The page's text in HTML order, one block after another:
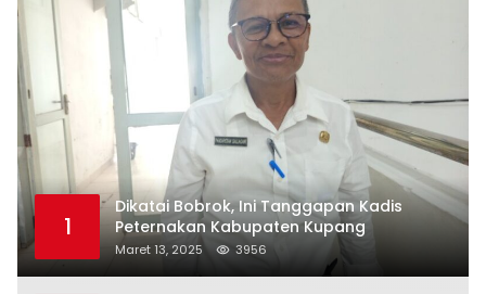
1
Dikatai Bobrok, Ini Tanggapan Kadis
Peternakan Kabupaten Kupang
Maret 13, 2025 3956